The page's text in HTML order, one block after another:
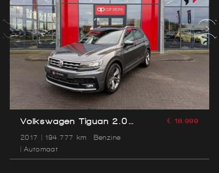
Volkswagen Tiguan 2.0
/360cam/Trekhaak
2017 194.777 km
Benzine
Automaat
€ 18.999